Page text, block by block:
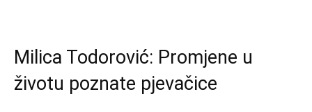
Milica Todorović: Promjene u
životu poznate pjevačice